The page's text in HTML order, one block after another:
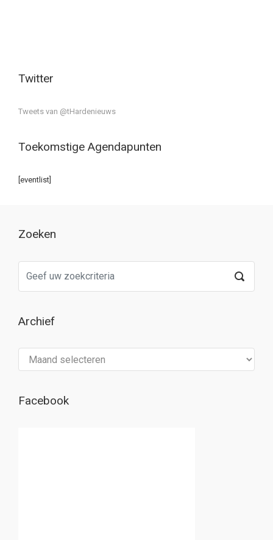
Twitter
Tweets van @tHardenieuws
Toekomstige Agendapunten
[eventlist]
Zoeken
Archief
Facebook